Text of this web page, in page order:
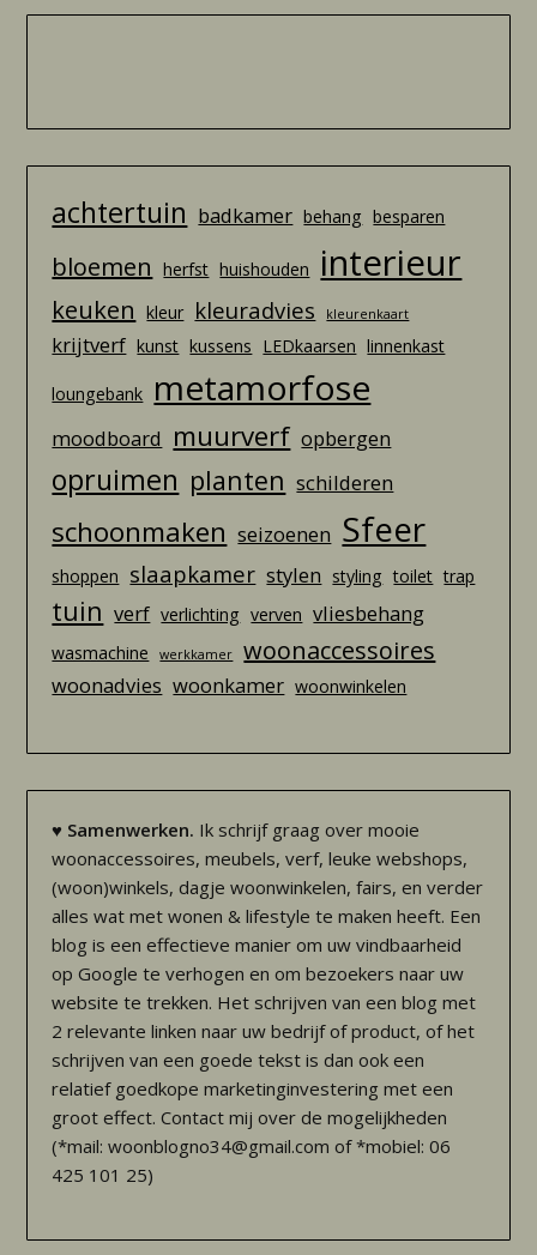
achtertuin badkamer behang besparen
bloemen herfst huishouden interieur
keuken kleur kleuradvies kleurenkaart
krijtverf kunst kussens LEDkaarsen linnenkast
loungebank metamorfose
moodboard muurverf opbergen
opruimen planten schilderen
schoonmaken seizoenen Sfeer
shoppen slaapkamer stylen styling toilet trap
tuin verf verlichting verven vliesbehang
wasmachine werkkamer woonaccessoires
woonadvies woonkamer woonwinkelen
♥ Samenwerken. Ik schrijf graag over mooie
woonaccessoires, meubels, verf, leuke webshops,
(woon)winkels, dagje woonwinkelen, fairs, en verder
alles wat met wonen & lifestyle te maken heeft. Een
blog is een effectieve manier om uw vindbaarheid
op Google te verhogen en om bezoekers naar uw
website te trekken. Het schrijven van een blog met
2 relevante linken naar uw bedrijf of product, of het
schrijven van een goede tekst is dan ook een
relatief goedkope marketinginvestering met een
groot effect. Contact mij over de mogelijkheden
(*mail: woonblogno34@gmail.com of *mobiel: 06
425 101 25)